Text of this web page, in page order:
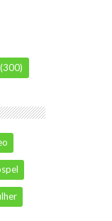
(300)